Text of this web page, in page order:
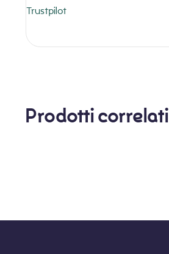
Trustpilot
Prodotti correlati